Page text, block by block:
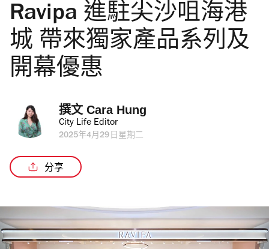
Ravipa 進駐尖沙咀海港
城 帶來獨家產品系列及
開幕優惠
撰文 Cara Hung
City Life Editor
2025年4月29日星期二
分享